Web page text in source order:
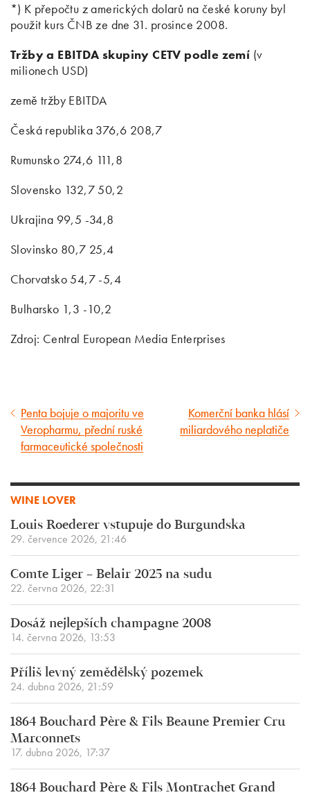
*) K přepočtu z amerických dolarů na české koruny byl
použit kurs ČNB ze dne 31. prosince 2008.
Tržby a EBITDA skupiny CETV podle zemí (v
milionech USD)
země tržby EBITDA
Česká republika 376,6 208,7
Rumunsko 274,6 111,8
Slovensko 132,7 50,2
Ukrajina 99,5 -34,8
Slovinsko 80,7 25,4
Chorvatsko 54,7 -5,4
Bulharsko 1,3 -10,2
Zdroj: Central European Media Enterprises
Předcházející
článek
Penta bojuje o majoritu ve
Veropharmu, přední ruské
farmaceutické společnosti
Následující
článek
Komerční banka hlásí
miliardového neplatiče
WINE LOVER
Louis Roederer vstupuje do Burgundska
29. července 2026, 21:46
Comte Liger – Belair 2025 na sudu
22. června 2026, 22:31
Dosáž nejlepších champagne 2008
14. června 2026, 13:53
Příliš levný zemědělský pozemek
24. dubna 2026, 21:59
1864 Bouchard Père & Fils Beaune Premier Cru
Marconnets
17. dubna 2026, 17:37
1864 Bouchard Père & Fils Montrachet Grand